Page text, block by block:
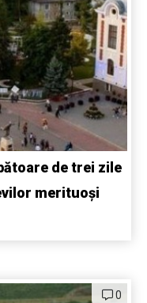
de trei zile
merituoși
0